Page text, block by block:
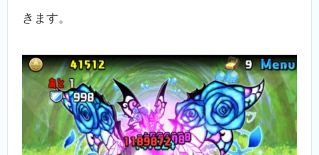
きます。